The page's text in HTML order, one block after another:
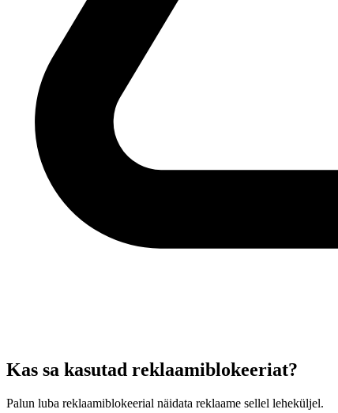
Kas sa kasutad reklaamiblokeeriat?
Palun luba reklaamiblokeerial näidata reklaame sellel leheküljel.